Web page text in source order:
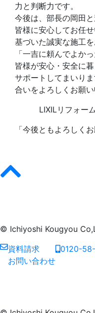
力と判断力です。
今後は、部長の岡田
皆様に安心してお任
基づいた誠実な施工を
「一吉に頼んでよか
皆様が安心・安全に
サポートしてまいり
合いをよろしくお願い
LIXILリフォー
「今後ともよろしく
© Ichiyoshi Kougyou
資料請求
お問い合わせ
0120-